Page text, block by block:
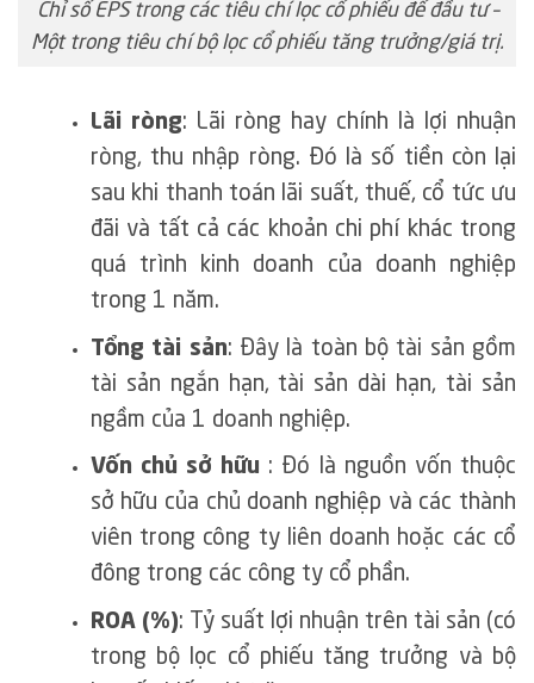
Chỉ số EPS trong các tiêu chí lọc cổ phiếu để đầu tư –
Một trong tiêu chí bộ lọc cổ phiếu tăng trưởng/giá trị.
Lãi ròng: Lãi ròng hay chính là lợi nhuận
ròng, thu nhập ròng. Đó là số tiền còn lại
sau khi thanh toán lãi suất, thuế, cổ tức ưu
đãi và tất cả các khoản chi phí khác trong
quá trình kinh doanh của doanh nghiệp
trong 1 năm.
Tổng tài sản: Đây là toàn bộ tài sản gồm
tài sản ngắn hạn, tài sản dài hạn, tài sản
ngầm của 1 doanh nghiệp.
Vốn chủ sở hữu : Đó là nguồn vốn thuộc
sở hữu của chủ doanh nghiệp và các thành
viên trong công ty liên doanh hoặc các cổ
đông trong các công ty cổ phần.
ROA (%): Tỷ suất lợi nhuận trên tài sản (có
trong bộ lọc cổ phiếu tăng trưởng và bộ